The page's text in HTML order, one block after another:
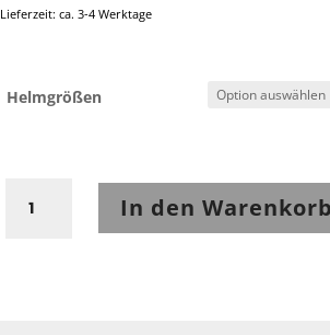
Lieferzeit: ca. 3-4 Werktage
Helmgrößen
EXO-
In den